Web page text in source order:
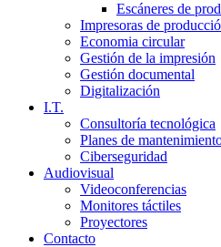
Escáneres de
Impresoras de
Economia circular
Gestión de la impresión
Gestión documental
Digitalización
I.T.
Consultoría tecnológica
Planes de
Ciberseguridad
Audiovisual
Videoconferencias
Monitores táctiles
Proyectores
Contacto